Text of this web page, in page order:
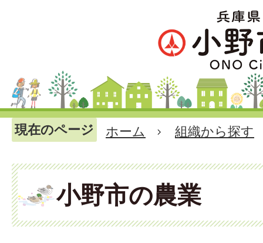
現在のページ ホーム 組織から探す
小野市の農業